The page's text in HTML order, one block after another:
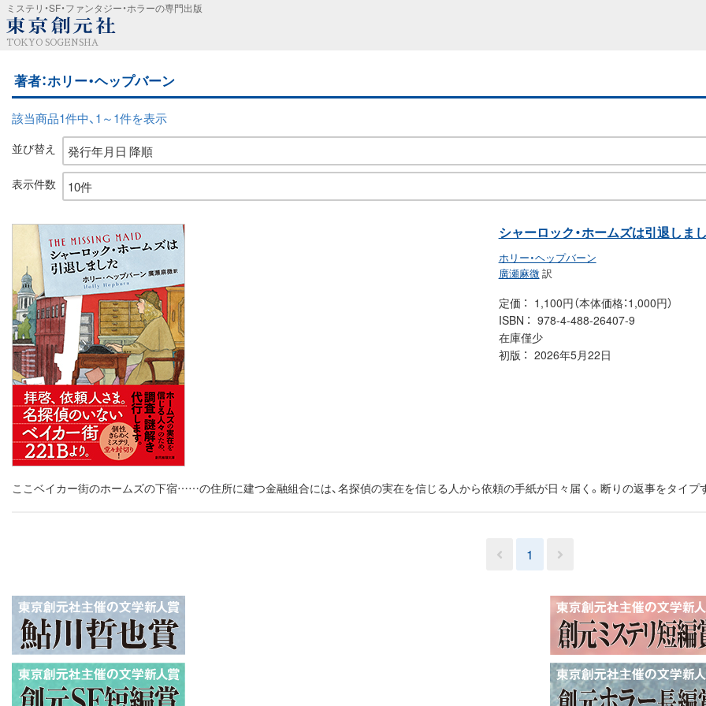
ミステリ・SF・ファンタジー・ホラーの専門出版
TOKYO SOGENSHA
著者：ホリー・ヘップバーン
該当商品1件中、1～1件を表示
並び替え
表示件数
シャーロック・ホームズは引退しま
ホリー・ヘップバーン
廣瀬麻微 訳
定価
1,100円（本体価格：1,000円）
ISBN
978-4-488-26407-9
在庫僅少
初版
2026年5月22日
ここベイカー街のホームズの下宿……の住所に建つ金融組合には、名探偵の実在を信じる人から依頼の手紙が日々届く。断りの返事をタイ
1